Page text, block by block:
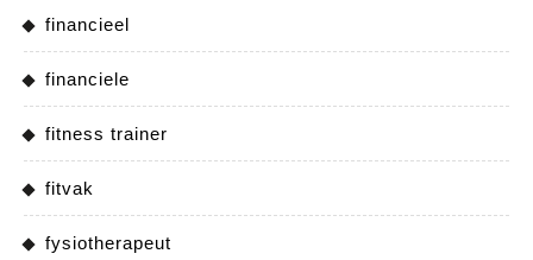
financieel
financiele
fitness trainer
fitvak
fysiotherapeut